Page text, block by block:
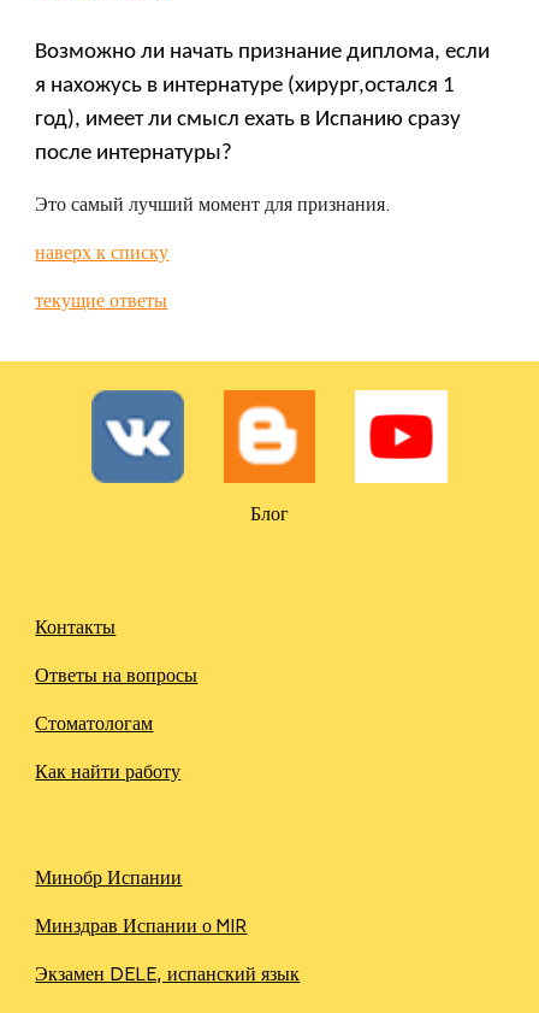
Возможно ли начать признание диплома, если
я нахожусь в интернатуре (хирург,остался 1
год), имеет ли смысл ехать в Испанию сразу
после интернатуры?
Это самый лучший момент для признания.
наверх к списку
текущие ответы
Блог
Контакты
Ответы на вопросы
Стоматологам
Как найти работу
Минобр Испании
Минздрав Испании о MIR
Экзамен DELE, испанский язык